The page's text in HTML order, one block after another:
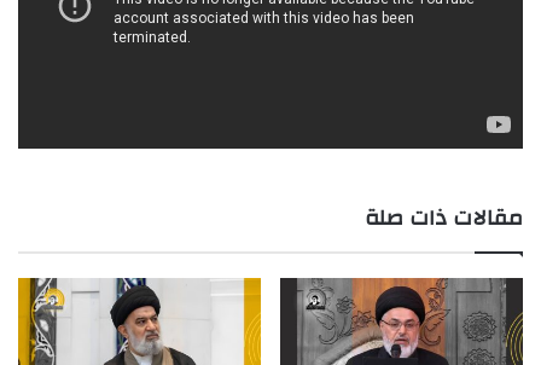
مقالات ذات صلة